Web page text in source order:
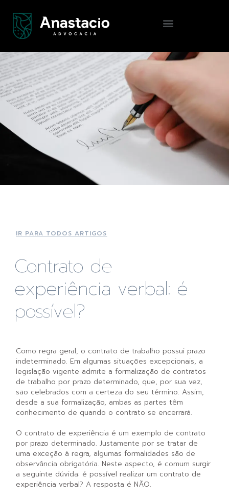
IR PARA TODOS ARTIGOS
Contrato de
experiência verbal: é
possível?
Como regra geral, o contrato de trabalho possui prazo
indeterminado. Em algumas situações excepcionais, a
legislação vigente admite a formalização de contratos
de trabalho por prazo determinado, que, por sua vez,
são celebrados com a certeza do seu término. Assim,
desde a sua formalização, ambas as partes têm
conhecimento de quando o contrato se encerrará.
O contrato de experiência é um exemplo de contrato
por prazo determinado. Justamente por se tratar de
uma exceção à regra, algumas formalidades são de
observância obrigatória. Neste aspecto, é comum surgir
a seguinte dúvida: é possível realizar um contrato de
experiência verbal? A resposta é NÃO.